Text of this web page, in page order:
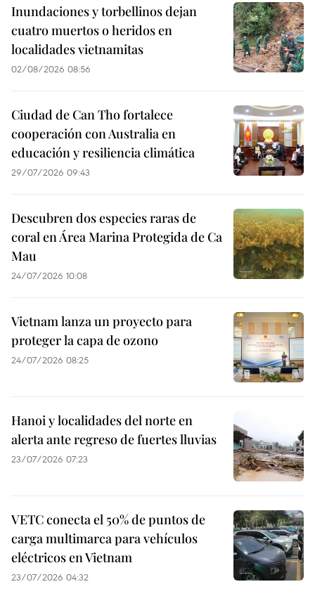
Inundaciones y torbellinos dejan
cuatro muertos o heridos en
localidades vietnamitas
02/08/2026 08:56
Ciudad de Can Tho fortalece
cooperación con Australia en
educación y resiliencia climática
29/07/2026 09:43
Descubren dos especies raras de
coral en Área Marina Protegida de Ca
Mau
24/07/2026 10:08
Vietnam lanza un proyecto para
proteger la capa de ozono
24/07/2026 08:25
Hanoi y localidades del norte en
alerta ante regreso de fuertes lluvias
23/07/2026 07:23
VETC conecta el 50% de puntos de
carga multimarca para vehículos
eléctricos en Vietnam
23/07/2026 04:32